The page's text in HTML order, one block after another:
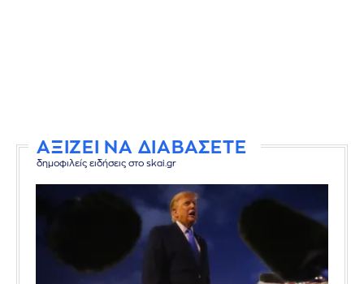
ΑΞΙΖΕΙ ΝΑ ΔΙΑΒΑΣΕΤΕ
δημοφιλείς ειδήσεις στο skai.gr